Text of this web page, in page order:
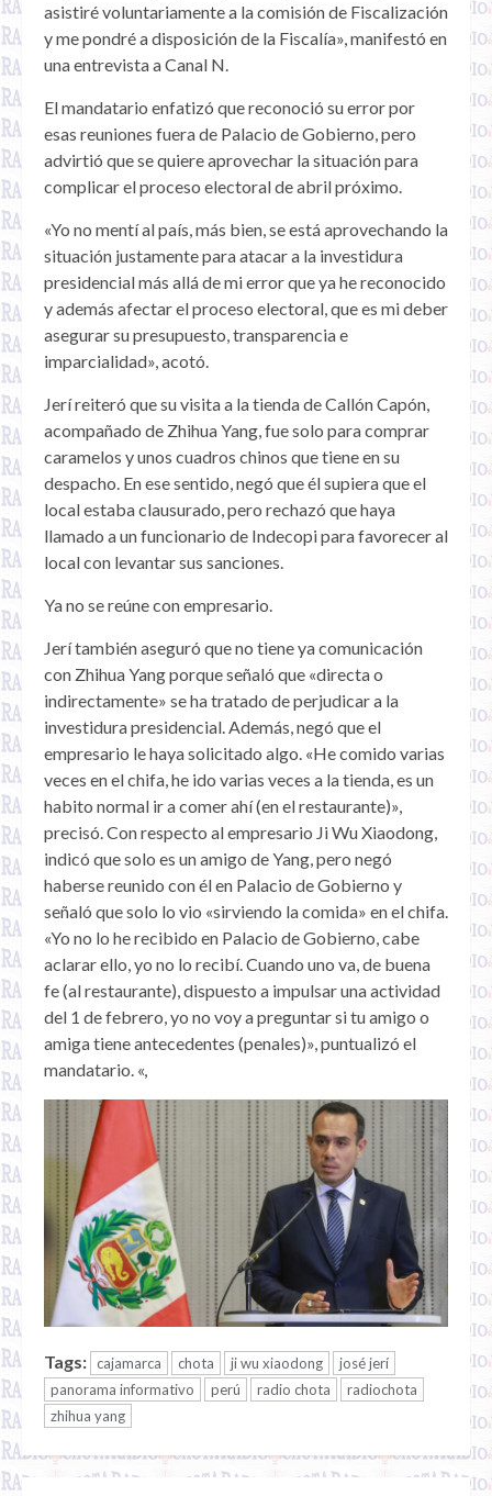
asistiré voluntariamente a la comisión de Fiscalización
y me pondré a disposición de la Fiscalía», manifestó en
una entrevista a Canal N.
El mandatario enfatizó que reconoció su error por
esas reuniones fuera de Palacio de Gobierno, pero
advirtió que se quiere aprovechar la situación para
complicar el proceso electoral de abril próximo.
«Yo no mentí al país, más bien, se está aprovechando la
situación justamente para atacar a la investidura
presidencial más allá de mi error que ya he reconocido
y además afectar el proceso electoral, que es mi deber
asegurar su presupuesto, transparencia e
imparcialidad», acotó.
Jerí reiteró que su visita a la tienda de Callón Capón,
acompañado de Zhihua Yang, fue solo para comprar
caramelos y unos cuadros chinos que tiene en su
despacho. En ese sentido, negó que él supiera que el
local estaba clausurado, pero rechazó que haya
llamado a un funcionario de Indecopi para favorecer al
local con levantar sus sanciones.
Ya no se reúne con empresario.
Jerí también aseguró que no tiene ya comunicación
con Zhihua Yang porque señaló que «directa o
indirectamente» se ha tratado de perjudicar a la
investidura presidencial. Además, negó que el
empresario le haya solicitado algo. «He comido varias
veces en el chifa, he ido varias veces a la tienda, es un
habito normal ir a comer ahí (en el restaurante)»,
precisó. Con respecto al empresario Ji Wu Xiaodong,
indicó que solo es un amigo de Yang, pero negó
haberse reunido con él en Palacio de Gobierno y
señaló que solo lo vio «sirviendo la comida» en el chifa.
«Yo no lo he recibido en Palacio de Gobierno, cabe
aclarar ello, yo no lo recibí. Cuando uno va, de buena
fe (al restaurante), dispuesto a impulsar una actividad
del 1 de febrero, yo no voy a preguntar si tu amigo o
amiga tiene antecedentes (penales)», puntualizó el
mandatario. «,
Tags: cajamarca chota ji wu xiaodong
josé jerí
panorama informativo
perú radio chota
radiochota
zhihua yang